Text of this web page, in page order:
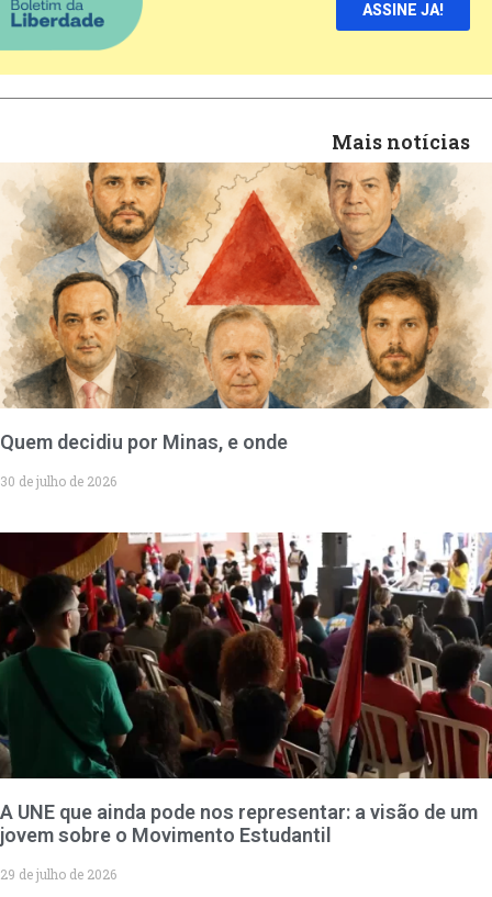
ASSINE JA!
Mais notícias
Quem decidiu por Minas, e onde
30 de julho de 2026
A UNE que ainda pode nos representar: a visão de um
jovem sobre o Movimento Estudantil
29 de julho de 2026